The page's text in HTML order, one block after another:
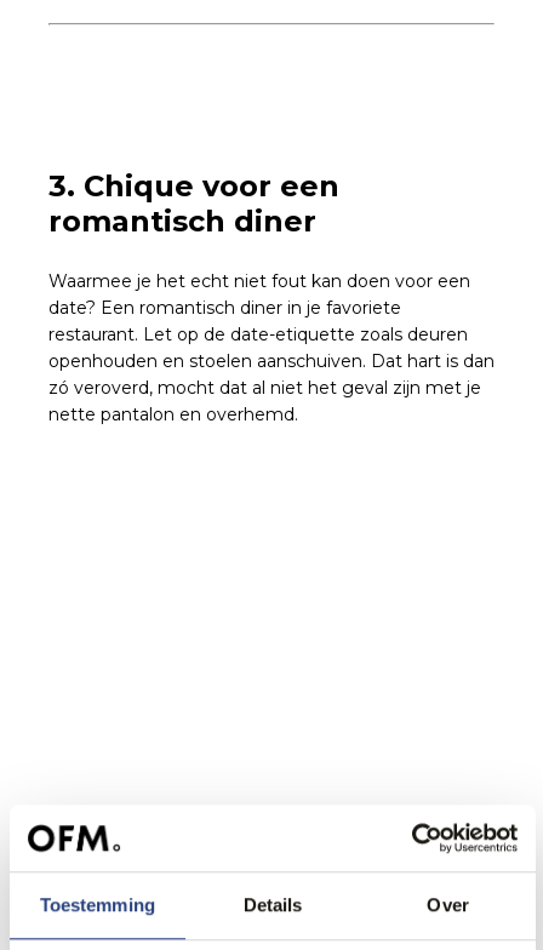
Toestemming Details Over
3. Chique voor een
romantisch diner
Waarmee je het echt niet fout kan doen voor een
date? Een romantisch diner in je favoriete
restaurant. Let op de date-etiquette zoals deuren
openhouden en stoelen aanschuiven. Dat hart is dan
zó veroverd, mocht dat al niet het geval zijn met je
nette pantalon en overhemd.